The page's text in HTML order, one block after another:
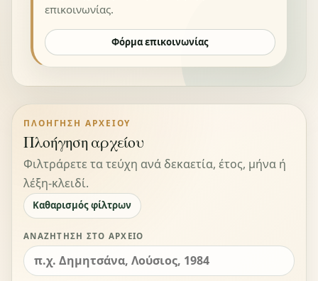
επικοινωνίας.
Φόρμα επικοινωνίας
ΠΛΟΉΓΗΣΗ ΑΡΧΕΊΟΥ
Πλοήγηση αρχείου
Φιλτράρετε τα τεύχη ανά δεκαετία, έτος, μήνα ή
λέξη-κλειδί.
Καθαρισμός φίλτρων
ΑΝΑΖΉΤΗΣΗ ΣΤΟ ΑΡΧΕΊΟ